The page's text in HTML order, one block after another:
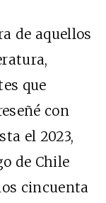
de aquellos
que
con
el 2023,
de Chile
cincuenta